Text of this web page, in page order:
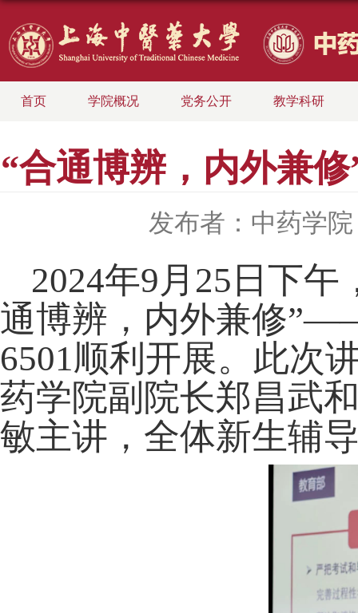
首页 学院概况 党务公开 教学科研
“合通博辨，内外兼
发布者：中药学院
2024年9月25日下
通博辨，内外兼修
6501顺利开展。此次
药学院副院长郑昌武
敏主讲，全体新生辅